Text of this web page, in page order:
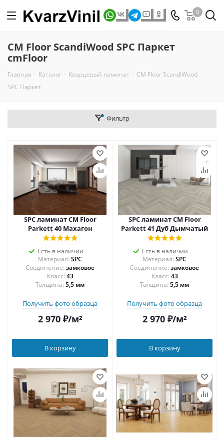
0
CM Floor ScandiWood SPC Паркет
cmFloor
Главная - Каталог - Кварцевый ламинат - CM Floor ScandiWood -
SPC Паркет
Фильтр
SPC ламинат CM Floor
Parkett 40 Махагон
Есть в наличии
Материал: SPC
Соединение: замковое
43
Толщина: 5,5 мм
Получить фото образца
2 970₽/м²
В корзину
SPC ламинат CM Floor
Parkett 41 Дуб Дымчатый
Есть в наличии
Материал: SPC
Соединение: замковое
43
Толщина: 5,5 мм
Получить фото образца
2 970₽/м²
В корзину